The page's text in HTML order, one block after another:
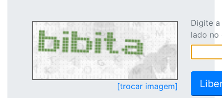
[trocar imagem]
Digite
lado no